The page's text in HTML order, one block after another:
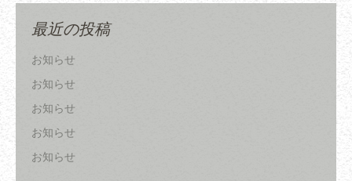
最近の投稿
お知らせ
お知らせ
お知らせ
お知らせ
お知らせ